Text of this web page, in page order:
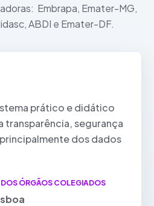
Embrapa, Emater-MG,
ABDI e Emater-DF.
prático e didático
transparência, segurança
dos dados
ÓRGÃOS COLEGIADOS